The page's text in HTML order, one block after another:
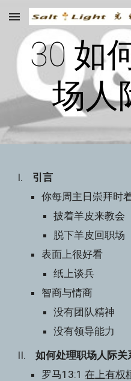
Skip to main content
30 如
场人
I. 引言
你每周主日崇拜时
披着羊皮来教会
脱下羊皮回职场
表面上很好看
纸上谈兵
智商与情商
没有团队精神
没有领导能力
II. 如何处理职场人际
罗马13:1 在上有权